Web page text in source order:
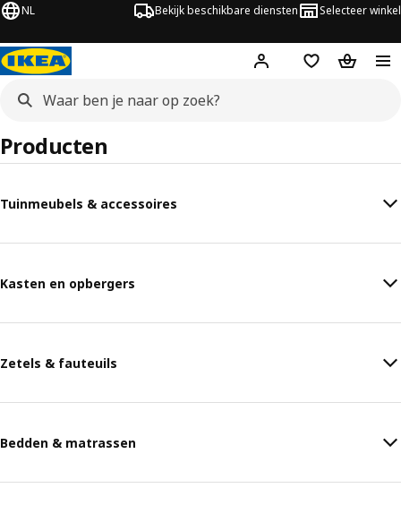
NL Bekijk beschikbare diensten Selecteer winkel
Hej! Log inVerlanglijstje
Producten
Tuinmeubels & accessoires
Kasten en opbergers
Zetels & fauteuils
Bedden & matrassen